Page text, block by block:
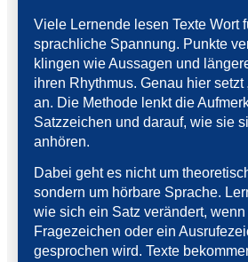
Viele Lernende lesen Texte Wort
sprachliche Spannung. Punkte
klingen wie Aussagen und
ihren Rhythmus. Genau hier setzt
an. Die Methode lenkt die
Satzzeichen und darauf, wie sie
anhören.
Dabei geht es nicht um
sondern um hörbare Sprache.
wie sich ein Satz verändert,
Fragezeichen oder ein
gesprochen wird. Texte